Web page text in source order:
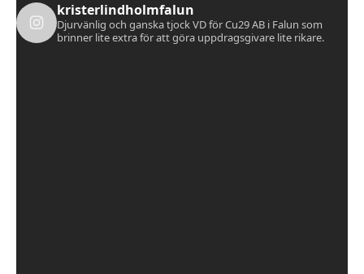
kristerlindholmfalun
Djurvänlig och ganska tjock VD för Cu29 AB i Falun som
brinner lite extra för att göra uppdragsgivare lite rikare.